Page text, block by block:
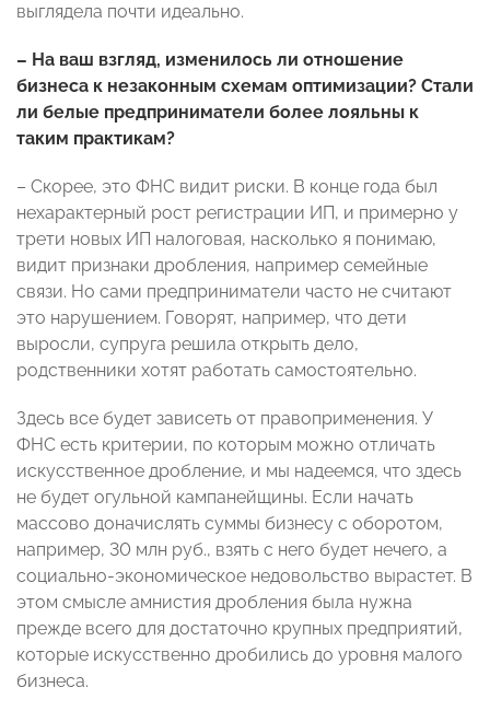
выглядела почти идеально.
– На ваш взгляд, изменилось ли отношение
бизнеса к незаконным схемам оптимизации? Стали
ли белые предприниматели более лояльны к
таким практикам?
– Скорее, это ФНС видит риски. В конце года был
нехарактерный рост регистрации ИП, и примерно у
трети новых ИП налоговая, насколько я понимаю,
видит признаки дробления, например семейные
связи. Но сами предприниматели часто не считают
это нарушением. Говорят, например, что дети
выросли, супруга решила открыть дело,
родственники хотят работать самостоятельно.
Здесь все будет зависеть от правоприменения. У
ФНС есть критерии, по которым можно отличать
искусственное дробление, и мы надеемся, что здесь
не будет огульной кампанейщины. Если начать
массово доначислять суммы бизнесу с оборотом,
например, 30 млн руб., взять с него будет нечего, а
социально-экономическое недовольство вырастет. В
этом смысле амнистия дробления была нужна
прежде всего для достаточно крупных предприятий,
которые искусственно дробились до уровня малого
бизнеса.